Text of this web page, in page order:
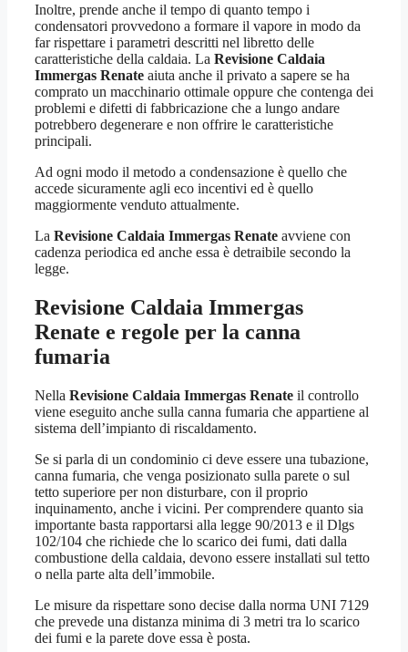
Inoltre, prende anche il tempo di quanto tempo i
condensatori provvedono a formare il vapore in modo da
far rispettare i parametri descritti nel libretto delle
caratteristiche della caldaia. La Revisione Caldaia
Immergas Renate aiuta anche il privato a sapere se ha
comprato un macchinario ottimale oppure che contenga dei
problemi e difetti di fabbricazione che a lungo andare
potrebbero degenerare e non offrire le caratteristiche
principali.
Ad ogni modo il metodo a condensazione è quello che
accede sicuramente agli eco incentivi ed è quello
maggiormente venduto attualmente.
La Revisione Caldaia Immergas Renate avviene con
cadenza periodica ed anche essa è detraibile secondo la
legge.
Revisione Caldaia Immergas
Renate e regole per la canna
fumaria
Nella Revisione Caldaia Immergas Renate il controllo
viene eseguito anche sulla canna fumaria che appartiene al
sistema dell’impianto di riscaldamento.
Se si parla di un condominio ci deve essere una tubazione,
canna fumaria, che venga posizionato sulla parete o sul
tetto superiore per non disturbare, con il proprio
inquinamento, anche i vicini. Per comprendere quanto sia
importante basta rapportarsi alla legge 90/2013 e il Dlgs
102/104 che richiede che lo scarico dei fumi, dati dalla
combustione della caldaia, devono essere installati sul tetto
o nella parte alta dell’immobile.
Le misure da rispettare sono decise dalla norma UNI 7129
che prevede una distanza minima di 3 metri tra lo scarico
dei fumi e la parete dove essa è posta.